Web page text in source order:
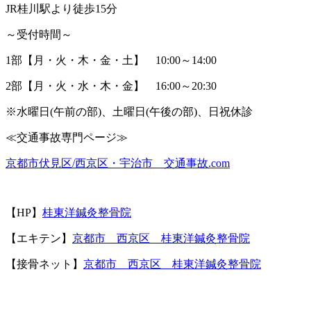
JR桂川駅より徒歩15分
～受付時間～
1部【月・火・木・金・土】 10:00～ 14:00
2部【月・火・水・木・金】 16:00～ 20:30
※水曜日 (午前の部) 、土曜日 (午後の部) 、日祝休診
≪交通事故専門ページ≫
京都市伏見区/西京区・宇治市 交通事故.com
【HP】 桂東洋鍼灸整骨院
【エキテン】 京都市 西京区 桂東洋鍼灸整骨院
【接骨ネット】 京都市 西京区 桂東洋鍼灸整骨院